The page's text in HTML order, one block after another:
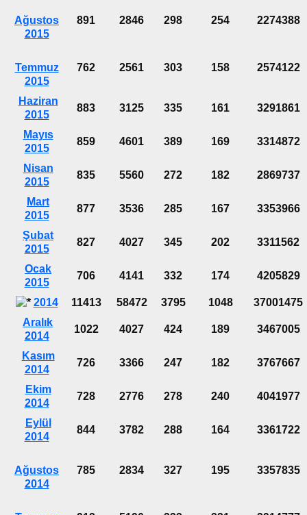
Ağustos
2015
891 2846 298 254 2274388
Temmuz
2015
762 2561 303 158 2574122
Haziran
2015
883 3125 335 161 3291861
Mayıs
2015
859 4601 389 169 3314872
Nisan
2015
835 5560 272 182 2869737
Mart
2015
877 3536 285 167 3353966
Şubat
2015
827 4027 345 202 3311562
Ocak
2015
706 4141 332 174 4205829
2014 11413 58472 3795 1048
37001475
Aralık
2014
1022 4027 424 189 3467005
Kasım
2014
726 3366 247 182 3767667
Ekim
2014
728 2776 278 240 4041977
Eylül
2014
844 3782 288 164 3361722
Ağustos
2014
785 2834 327 195 3357835